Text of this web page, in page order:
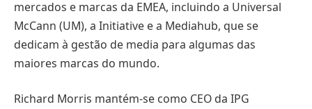
mercados e marcas da EMEA, incluindo a Universal
McCann (UM), a Initiative e a Mediahub, que se
dedicam à gestão de media para algumas das
maiores marcas do mundo.
Richard Morris mantém-se como CEO da IPG